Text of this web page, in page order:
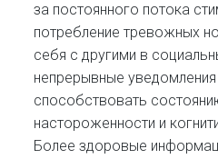
за постоянного потока
потребление тревожных
себя с другими в
непрерывные
способствовать
настороженности и
Более здоровые